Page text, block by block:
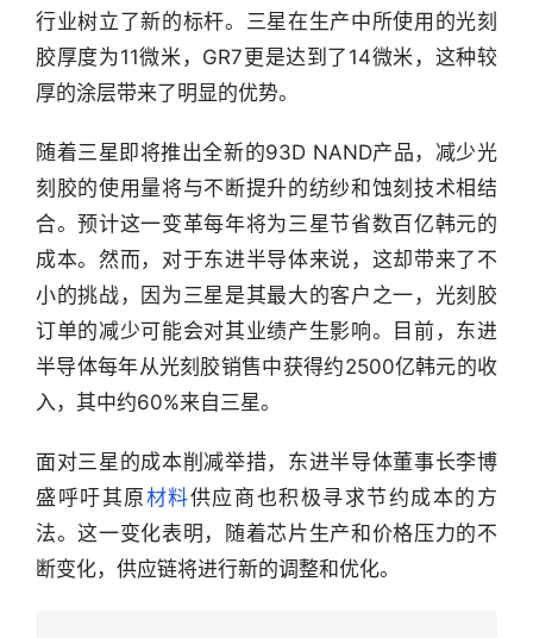
行
业
报
资
讯
精
选
头
深
度
行业树立了新的标杆。三星在生产中所使用的光刻
胶厚度为11微米，GR7更是达到了14微米，这种较
厚的涂层带来了明显的优势。
随着三星即将推出全新的93D NAND产品，减少光
刻胶的使用量将与不断提升的纺纱和蚀刻技术相结
合。预计这一变革每年将为三星节省数百亿韩元的
成本。然而，对于东进半导体来说，这却带来了不
小的挑战，因为三星是其最大的客户之一，光刻胶
订单的减少可能会对其业绩产生影响。目前，东进
半导体每年从光刻胶销售中获得约2500亿韩元的收
入，其中约60%来自三星。
面对三星的成本削减举措，东进半导体董事长李博
盛呼吁其原材料供应商也积极寻求节约成本的方
法。这一变化表明，随着芯片生产和价格压力的不
断变化，供应链将进行新的调整和优化。